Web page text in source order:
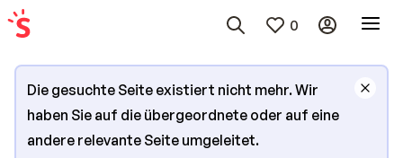
0
Die gesuchte Seite existiert nicht mehr. Wir
haben Sie auf die übergeordnete oder auf eine
andere relevante Seite umgeleitet.